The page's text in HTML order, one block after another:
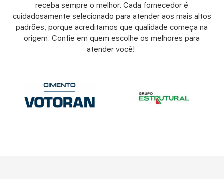
receba sempre o melhor. Cada fornecedor é
cuidadosamente selecionado para atender aos mais altos
padrões, porque acreditamos que qualidade começa na
origem. Confie em quem escolhe os melhores para
atender você!